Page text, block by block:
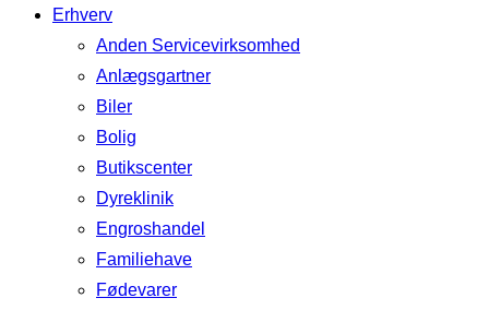
Erhverv
Anden Servicevirksomhed
Anlægsgartner
Biler
Bolig
Butikscenter
Dyreklinik
Engroshandel
Familiehave
Fødevarer